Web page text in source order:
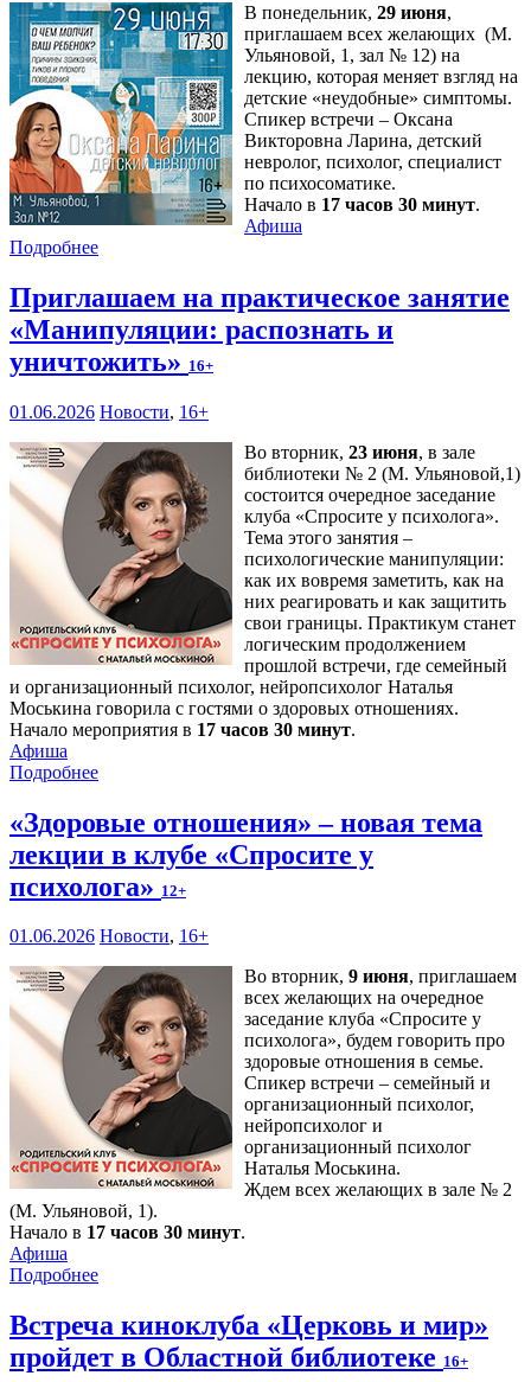
В понедельник, 29 июня,
приглашаем всех желающих (М.
Ульяновой, 1, зал № 12) на
лекцию, которая меняет взгляд на
детские «неудобные» симптомы.
Спикер встречи – Оксана
Викторовна Ларина, детский
невролог, психолог, специалист
по психосоматике.
Начало в 17 часов 30 минут.
Афиша
Подробнее
Приглашаем на практическое занятие
«Манипуляции: распознать и
уничтожить» 16+
01.06.2026 Новости, 16+
Во вторник, 23 июня, в зале
библиотеки № 2 (М. Ульяновой,1)
состоится очередное заседание
клуба «Спросите у психолога».
Тема этого занятия –
психологические манипуляции:
как их вовремя заметить, как на
них реагировать и как защитить
свои границы. Практикум станет
логическим продолжением
прошлой встречи, где семейный
и организационный психолог, нейропсихолог Наталья
Моськина говорила с гостями о здоровых отношениях.
Начало мероприятия в 17 часов 30 минут.
Афиша
Подробнее
«Здоровые отношения» – новая тема
лекции в клубе «Спросите у
психолога» 12+
01.06.2026 Новости, 16+
Во вторник, 9 июня, приглашаем
всех желающих на очередное
заседание клуба «Спросите у
психолога», будем говорить про
здоровые отношения в семье.
Спикер встречи – семейный и
организационный психолог,
нейропсихолог и
организационный психолог
Наталья Моськина.
Ждем всех желающих в зале № 2
(М. Ульяновой, 1).
Начало в 17 часов 30 минут.
Афиша
Подробнее
Встреча киноклуба «Церковь и мир»
пройдет в Областной библиотеке 16+